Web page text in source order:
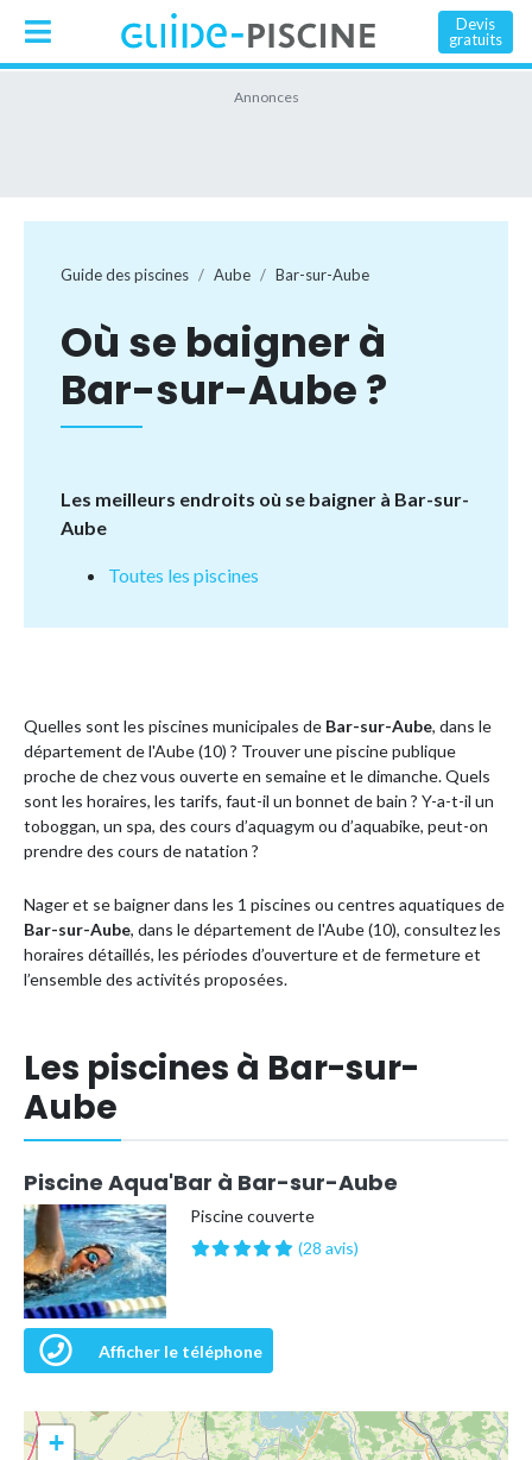
Devis
gratuits
Guide des piscines Aube Bar-sur-Aube
Où se baigner à
Bar-sur-Aube ?
Les meilleurs endroits où se baigner à Bar-sur-
Aube
Toutes les piscines
Quelles sont les piscines municipales de Bar-sur-Aube, dans le
département de l'Aube (10) ? Trouver une piscine publique
proche de chez vous ouverte en semaine et le dimanche. Quels
sont les horaires, les tarifs, faut-il un bonnet de bain ? Y-a-t-il un
toboggan, un spa, des cours d’aquagym ou d’aquabike, peut-on
prendre des cours de natation ?
Nager et se baigner dans les 1 piscines ou centres aquatiques de
Bar-sur-Aube, dans le département de l'Aube (10), consultez les
horaires détaillés, les périodes d’ouverture et de fermeture et
l’ensemble des activités proposées.
Les piscines à Bar-sur-
Aube
Piscine Aqua'Bar à Bar-sur-Aube
Piscine couverte
(28 avis)
Afficher le téléphone
+